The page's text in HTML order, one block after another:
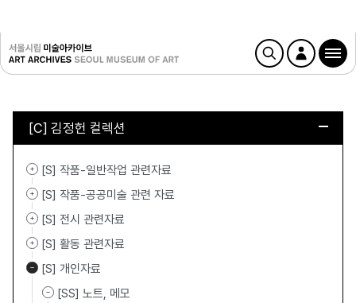
[C] 김정헌 컬렉션
[S] 작품-일반작업 관련자료
[S] 작품-공공미술 관련 자료
[S] 전시 관련자료
[S] 활동 관련자료
[S] 개인자료
[SS] 노트, 메모